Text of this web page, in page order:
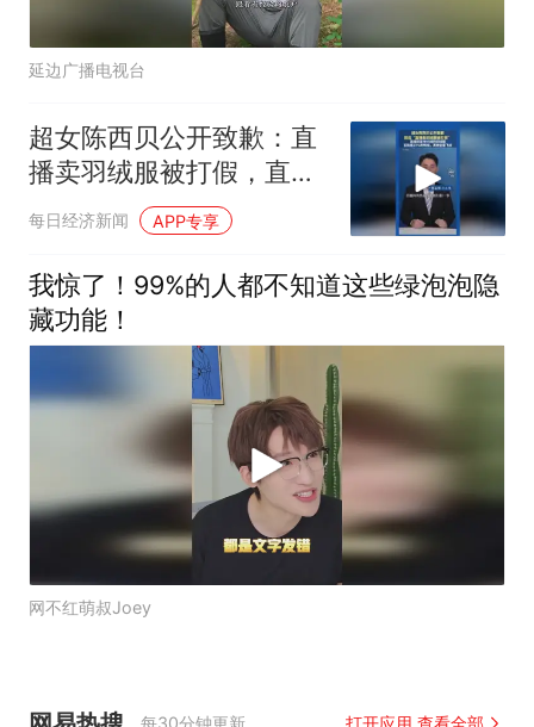
延边广播电视台
超女陈西贝公开致歉：直
播卖羽绒服被打假，直播
间宣传95绒的羽绒服实际
是23%鸭绒
每日经济新闻 APP专享
我惊了！99%的人都不知道这些绿泡泡隐
藏功能！
网不红萌叔Joey